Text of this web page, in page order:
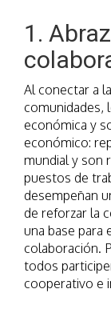
1.
Al conectar a
comunidades,
económica y
económico:
mundial y son
puestos de
desempeñan
de reforzar la
una base para
colaboración.
todos
cooperativo e